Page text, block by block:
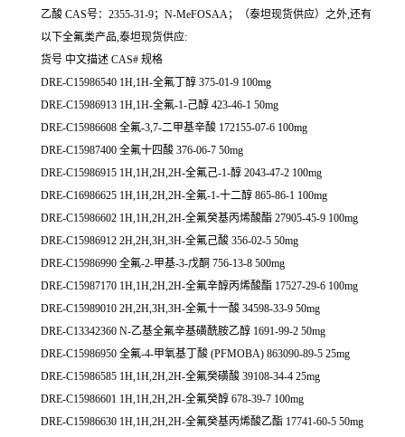
乙酸 CAS号：2355-31-9；N-MeFOSAA；（泰坦现货供应）之外,还有
以下全氟类产品,泰坦现货供应:
货号 中文描述 CAS# 规格
DRE-C15986540 1H,1H-全氟丁醇 375-01-9 100mg
DRE-C15986913 1H,1H-全氟-1-己醇 423-46-1 50mg
DRE-C15986608 全氟-3,7-二甲基辛酸 172155-07-6 100mg
DRE-C15987400 全氟十四酸 376-06-7 50mg
DRE-C15986915 1H,1H,2H,2H-全氟己-1-醇 2043-47-2 100mg
DRE-C16986625 1H,1H,2H,2H-全氟-1-十二醇 865-86-1 100mg
DRE-C15986602 1H,1H,2H,2H-全氟癸基丙烯酸酯 27905-45-9 100mg
DRE-C15986912 2H,2H,3H,3H-全氟己酸 356-02-5 50mg
DRE-C15986990 全氟-2-甲基-3-戊酮 756-13-8 500mg
DRE-C15987170 1H,1H,2H,2H-全氟辛醇丙烯酸酯 17527-29-6 100mg
DRE-C15989010 2H,2H,3H,3H-全氟十一酸 34598-33-9 50mg
DRE-C13342360 N-乙基全氟辛基磺酰胺乙醇 1691-99-2 50mg
DRE-C15986950 全氟-4-甲氧基丁酸 (PFMOBA) 863090-89-5 25mg
DRE-C15986585 1H,1H,2H,2H-全氟癸磺酸 39108-34-4 25mg
DRE-C15986601 1H,1H,2H,2H-全氟癸醇 678-39-7 100mg
DRE-C15986630 1H,1H,2H,2H-全氟癸基丙烯酸乙酯 17741-60-5 50mg